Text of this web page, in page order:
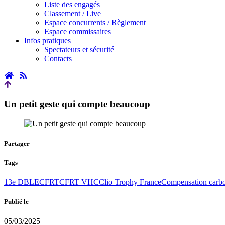
Liste des engagés
Classement / Live
Espace concurrents / Règlement
Espace commissaires
Infos pratiques
Spectateurs et sécurité
Contacts
Accueil
Un petit geste qui compte beaucoup
Partager
Tags
13e DBLECFRTCFRT VHCClio Trophy FranceCompensation
Publié le
05/03/2025